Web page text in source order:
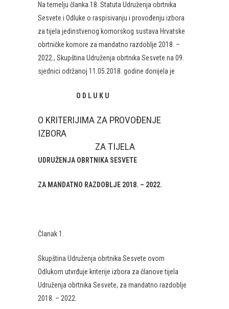
Na temelju članka 18. Statuta Udruženja obrtnika
Sesvete i Odluke o raspisivanju i provođenju izbora
za tijela jedinstvenog komorskog sustava Hrvatske
obrtničke komore za mandatno razdoblje 2018. –
2022., Skupština Udruženja obrtnika Sesvete na 09.
sjednici održanoj 11.05.2018. godine donijela je
O D L U K U
O KRITERIJIMA ZA PROVOĐENJE
IZBORA
ZA TIJELA
UDRUŽENJA OBRTNIKA SESVETE
ZA MANDATNO RAZDOBLJE 2018. – 2022.
Članak 1.
Skupština Udruženja obrtnika Sesvete ovom
Odlukom utvrđuje kriterije izbora za članove tijela
Udruženja obrtnika Sesvete, za mandatno razdoblje
2018. – 2022.